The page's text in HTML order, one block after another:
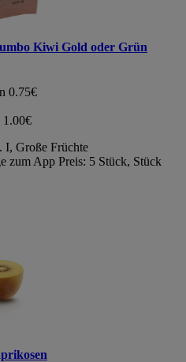
Kiwi Gold oder Grün
0.75€
1.00€
I, Große Früchte
zum App Preis: 5 Stück, Stück